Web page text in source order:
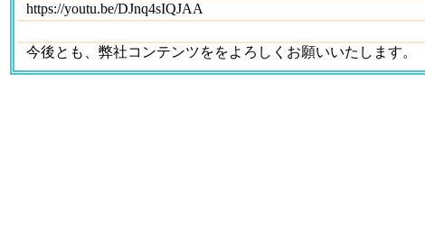
https://youtu.be/DJnq4sIQJAA
今後とも、弊社コンテンツををよろしくお願いいたします。